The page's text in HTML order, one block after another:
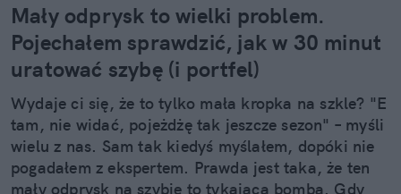
Mały odprysk to wielki problem.
Pojechałem sprawdzić, jak w 30 minut
uratować szybę (i portfel)
Wydaje ci się, że to tylko mała kropka na szkle? "E
tam, nie widać, pojeżdżę tak jeszcze sezon" – myśli
wielu z nas. Sam tak kiedyś myślałem, dopóki nie
pogadałem z ekspertem. Prawda jest taka, że ten
mały odprysk na szybie to tykająca bomba. Gdy